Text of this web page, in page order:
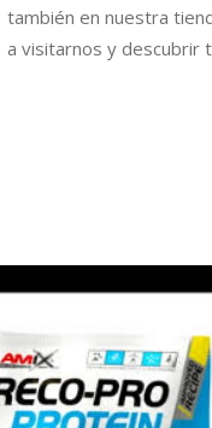
también en nuestra
a visitarnos y descubrir